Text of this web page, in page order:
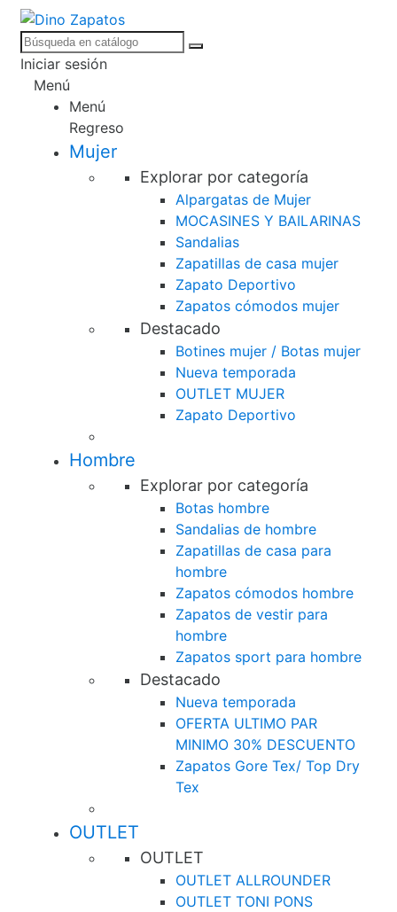
Iniciar sesión
Menú
Menú
Regreso
Mujer
Explorar por categoría
Alpargatas de Mujer
MOCASINES Y BAILARINAS
Sandalias
Zapatillas de casa mujer
Zapato Deportivo
Zapatos cómodos mujer
Destacado
Botines mujer / Botas mujer
Nueva temporada
OUTLET MUJER
Zapato Deportivo
Hombre
Explorar por categoría
Botas hombre
Sandalias de hombre
Zapatillas de casa para
hombre
Zapatos cómodos hombre
Zapatos de vestir para
hombre
Zapatos sport para hombre
Destacado
Nueva temporada
OFERTA ULTIMO PAR
MINIMO 30% DESCUENTO
Zapatos Gore Tex/ Top Dry
Tex
OUTLET
OUTLET
OUTLET ALLROUNDER
OUTLET TONI PONS